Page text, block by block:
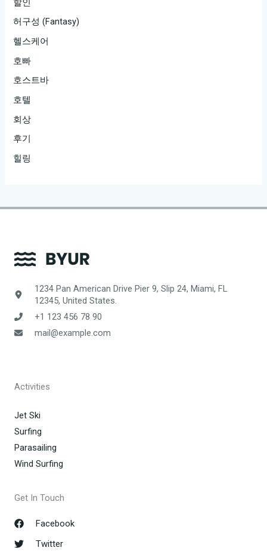
할인
허구성 (Fantasy)
헬스케어
호빠
호스트바
호텔
회상
후기
힐링
1234 Pan American Drive Pier 9, Slip 24, Miami, FL
12345, United States.
+1 123 456 78 90
mail@example.com
Activities
Jet Ski
Surfing
Parasailing
Wind Surfing
Get In Touch
Facebook
Twitter